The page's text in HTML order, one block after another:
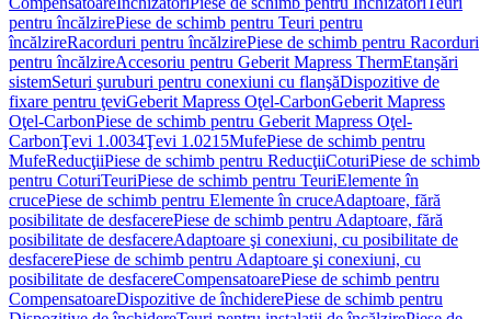
pentru încălzirePiese de schimb pentru Teuri pentru
încălzireRacorduri pentru încălzirePiese de schimb pentru Racorduri
pentru încălzireAccesoriu pentru Geberit Mapress ThermEtanşări
sistemSeturi şuruburi pentru conexiuni cu flanşăDispozitive de
fixare pentru ţeviGeberit Mapress Oţel-CarbonGeberit Mapress
Oţel-CarbonPiese de schimb pentru Geberit Mapress Oţel-
CarbonŢevi 1.0034Ţevi 1.0215MufePiese de schimb pentru
MufeReducţiiPiese de schimb pentru ReducţiiCoturiPiese de schimb
pentru CoturiTeuriPiese de schimb pentru TeuriElemente în
crucePiese de schimb pentru Elemente în cruceAdaptoare, fără
posibilitate de desfacerePiese de schimb pentru Adaptoare, fără
posibilitate de desfacereAdaptoare şi conexiuni, cu posibilitate de
desfacerePiese de schimb pentru Adaptoare şi conexiuni, cu
posibilitate de desfacereCompensatoarePiese de schimb pentru
CompensatoareDispozitive de închiderePiese de schimb pentru